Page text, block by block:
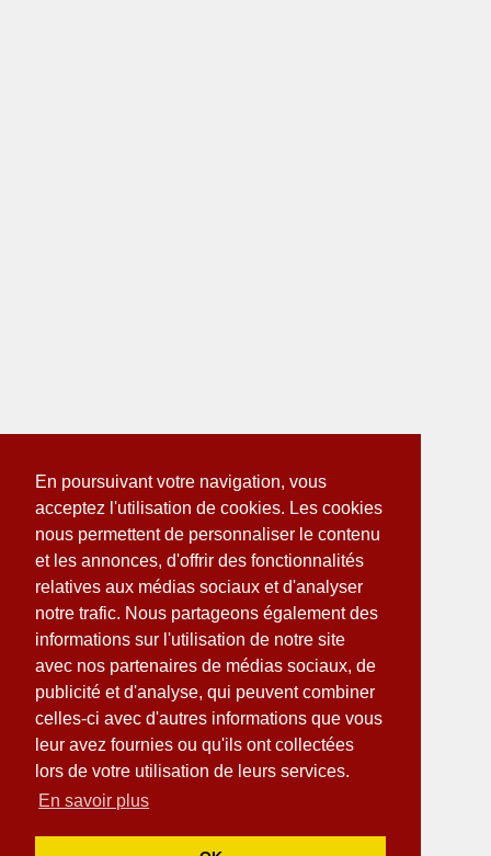
En poursuivant votre navigation, vous
acceptez l'utilisation de cookies. Les cookies
nous permettent de personnaliser le contenu
et les annonces, d'offrir des fonctionnalités
relatives aux médias sociaux et d'analyser
notre trafic. Nous partageons également des
informations sur l'utilisation de notre site
avec nos partenaires de médias sociaux, de
publicité et d'analyse, qui peuvent combiner
celles-ci avec d'autres informations que vous
leur avez fournies ou qu'ils ont collectées
lors de votre utilisation de leurs services.
En savoir plus